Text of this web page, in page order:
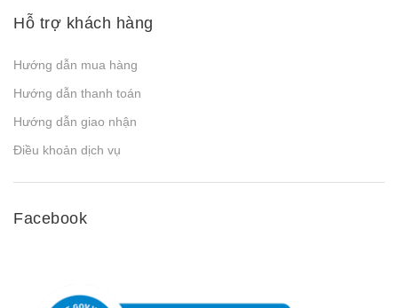
Hỗ trợ khách hàng
Hướng dẫn mua hàng
Hướng dẫn thanh toán
Hướng dẫn giao nhận
Điều khoản dịch vụ
Facebook